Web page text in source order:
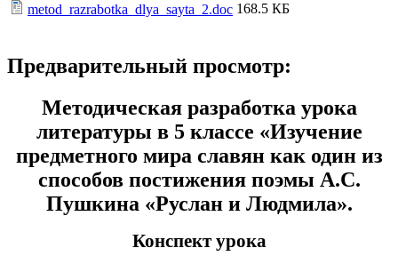
metod_razrabotka_dlya_sayta_2.doc 168.5 КБ
Предварительный просмотр:
Методическая разработка урока
литературы в 5 классе «Изучение
предметного мира славян как один из
способов постижения поэмы А.С.
Пушкина «Руслан и Людмила».
Конспект урока